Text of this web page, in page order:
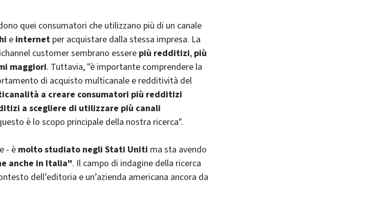
quei consumatori che utilizzano più di un canale
e internet per acquistare dalla stessa impresa. La
customersembrano essere più redditizi, più
maggiori. Tuttavia, "è importante comprendere la
di acquisto multicanale e redditività del
a creare consumatori più redditizi
a scegliere di utilizzare più canali
è lo scopo principale della nostra ricerca".
- è molto studiato negli Stati Uniti ma sta avendo
anche in Italia". Il campo di indagine della ricerca
dell’editoria e un’azienda americana ancora da